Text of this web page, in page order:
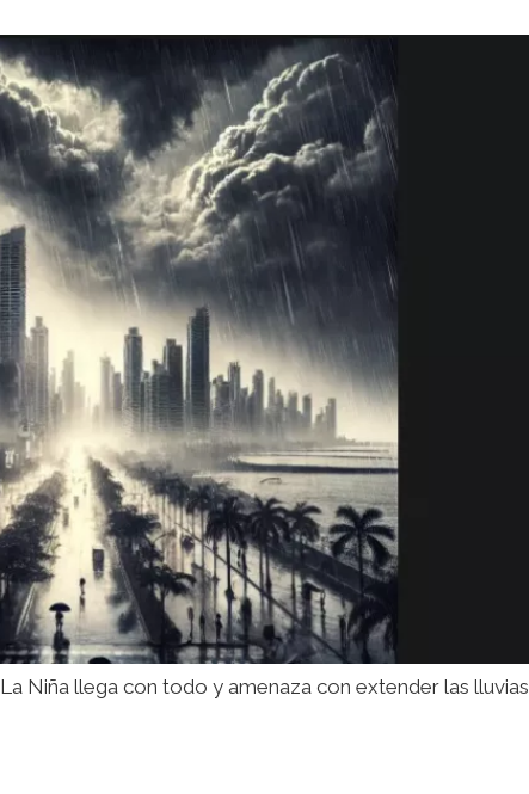
La Niña llega con todo y amenaza con extender las lluvias